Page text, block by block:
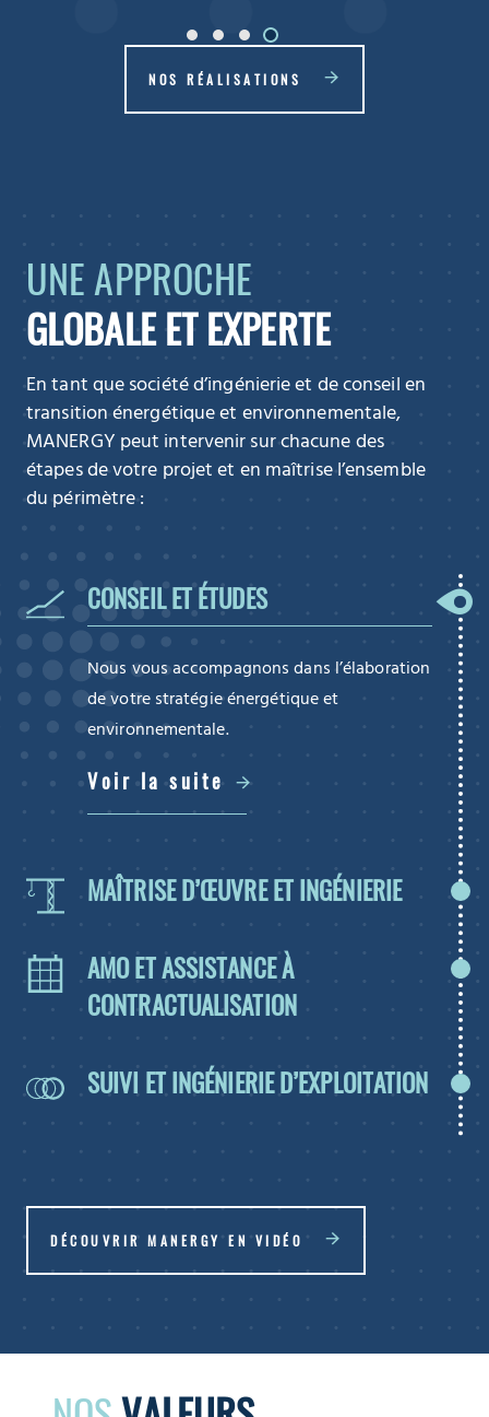
NOS RÉALISATIONS
UNE APPROCHE
GLOBALE ET EXPERTE
En tant que société d’ingénierie et de conseil en
transition énergétique et environnementale,
MANERGY peut intervenir sur chacune des
étapes de votre projet et en maîtrise l’ensemble
du périmètre :
CONSEIL ET ÉTUDES
Nous vous accompagnons dans l’élaboration
de votre stratégie énergétique et
environnementale.
Voir la suite
MAÎTRISE D’ŒUVRE ET INGÉNIERIE
AMO ET ASSISTANCE À
CONTRACTUALISATION
SUIVI ET INGÉNIERIE D’EXPLOITATION
DÉCOUVRIR MANERGY EN VIDÉO